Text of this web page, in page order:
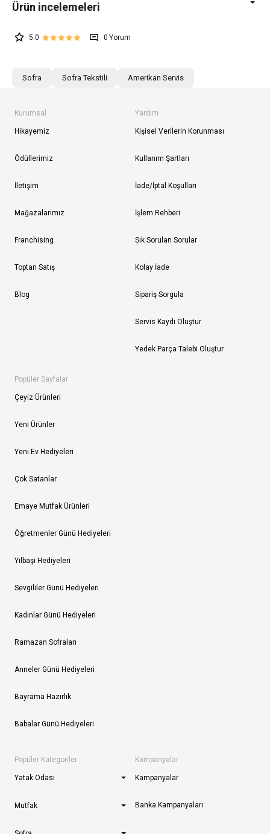
5.0 0
Sofra Sofra Tekstili Amerikan Servis
Kurumsal
Hikayemiz
Ödüllerimiz
İletişim
Mağazalarımız
Franchising
Toptan Satış
Blog
Yardım
Kişisel Verilerin Korunması
Kullanım Şartları
İade/İptal Koşulları
İşlem Rehberi
Sık Sorulan Sorular
Kolay İade
Sipariş Sorgula
Servis Kaydı Oluştur
Yedek Parça Talebi Oluştur
Popüler Sayfalar
Çeyiz Ürünleri
Yeni Ürünler
Yeni Ev Hediyeleri
Çok Satanlar
Emaye Mutfak Ürünleri
Öğretmenler Günü Hediyeleri
Yılbaşı Hediyeleri
Sevgililer Günü Hediyeleri
Kadınlar Günü Hediyeleri
Ramazan Sofraları
Anneler Günü Hediyeleri
Bayrama Hazırlık
Babalar Günü Hediyeleri
Popüler Kategoriler
Yatak Odası
Mutfak
Kampanyalar
Kampanyalar
Banka Kampanyaları